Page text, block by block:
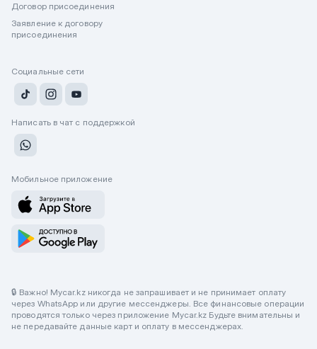
Договор присоединения
Заявление к договору
присоединения
Социальные сети
Написать в чат с поддержкой
Мобильное приложение
🔒 Важно! Mycar.kz никогда не запрашивает и не принимает оплату
через WhatsApp или другие мессенджеры. Все финансовые операции
проводятся только через приложение Mycar.kz Будьте внимательны и
не передавайте данные карт и оплату в мессенджерах.